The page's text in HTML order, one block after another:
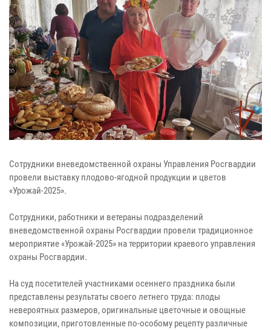
Сотрудники вневедомственной охраны Управления Росгвардии
провели выставку плодово-ягодной продукции и цветов
«Урожай-2025».
Сотрудники, работники и ветераны подразделений
вневедомственной охраны Росгвардии провели традиционное
мероприятие «Урожай-2025» на территории краевого управления
охраны Росгвардии.
На суд посетителей участниками осеннего праздника были
представлены результаты своего летнего труда: плоды
невероятных размеров, оригинальные цветочные и овощные
композиции, приготовленные по-особому рецепту различные